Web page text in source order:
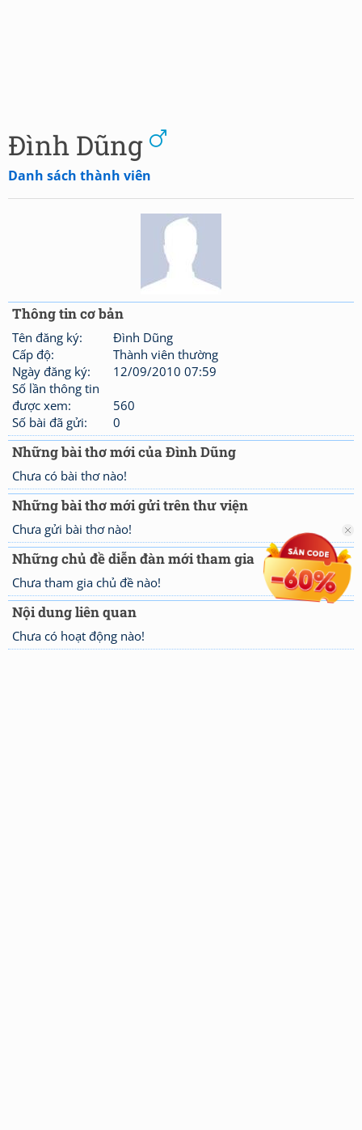
Đình Dũng
Danh sách thành viên
Thông tin cơ bản
Tên đăng ký:
Đình Dũng
Cấp độ:
Thành viên thường
Ngày đăng ký:
12/09/2010 07:59
Số lần thông tin
được xem:
560
Số bài đã gửi:
0
Những bài thơ mới của Đình Dũng
Chưa có bài thơ nào!
Những bài thơ mới gửi trên thư viện
Chưa gửi bài thơ nào!
Những chủ đề diễn đàn mới tham gia
Chưa tham gia chủ đề nào!
Nội dung liên quan
Chưa có hoạt động nào!